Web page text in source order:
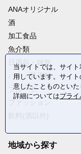
ANAオリジナル
酒
加工食品
魚介類
日用品・雑貨
パン・菓子類
フルーツ
地域から探す
当サイトでは、サイ
用しています。サイ
意したことものといた
詳細についてはプラ